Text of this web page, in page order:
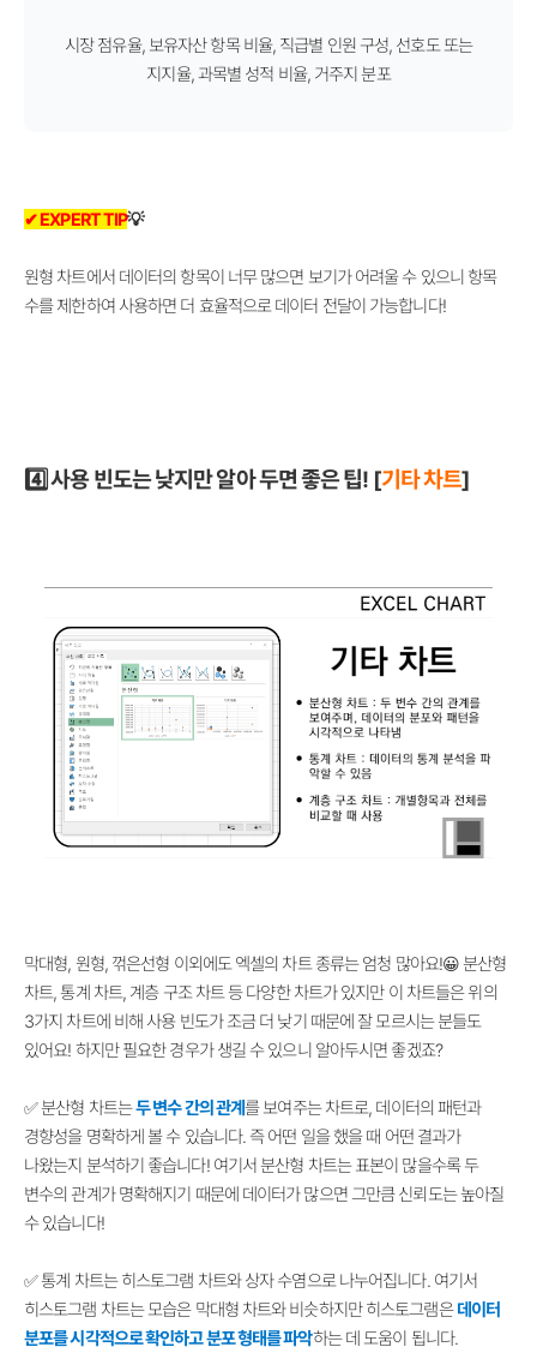
시장 점유율, 보유자산 항목 비율, 직급별 인원 구성, 선호도 또는
지지율, 과목별 성적 비율, 거주지 분포
✔ EXPERT TIP💡
원형 차트에서 데이터의 항목이 너무 많으면 보기가 어려울 수 있으니 항목
수를 제한하여 사용하면 더 효율적으로 데이터 전달이 가능합니다!
4️⃣ 사용 빈도는 낮지만 알아 두면 좋은 팁! [기타 차트]
막대형, 원형, 꺾은선형 이외에도 엑셀의 차트 종류는 엄청 많아요!😀 분산형
차트, 통계 차트, 계층 구조 차트 등 다양한 차트가 있지만 이 차트들은 위의
3가지 차트에 비해 사용 빈도가 조금 더 낮기 때문에 잘 모르시는 분들도
있어요! 하지만 필요한 경우가 생길 수 있으니 알아두시면 좋겠죠?
✅ 분산형 차트는두 변수 간의 관계를 보여주는 차트로, 데이터의 패턴과
경향성을 명확하게 볼 수 있습니다. 즉 어떤 일을 했을 때 어떤 결과가
나왔는지 분석하기 좋습니다! 여기서 분산형 차트는 표본이 많을수록 두
변수의 관계가 명확해지기 때문에 데이터가 많으면 그만큼 신뢰도는 높아질
수 있습니다!
✅ 통계 차트는 히스토그램 차트와 상자 수염으로 나누어집니다. 여기서
히스토그램 차트는 모습은 막대형 차트와 비슷하지만 히스토그램은데이터
분포를 시각적으로 확인하고 분포 형태를 파악하는 데 도움이 됩니다.